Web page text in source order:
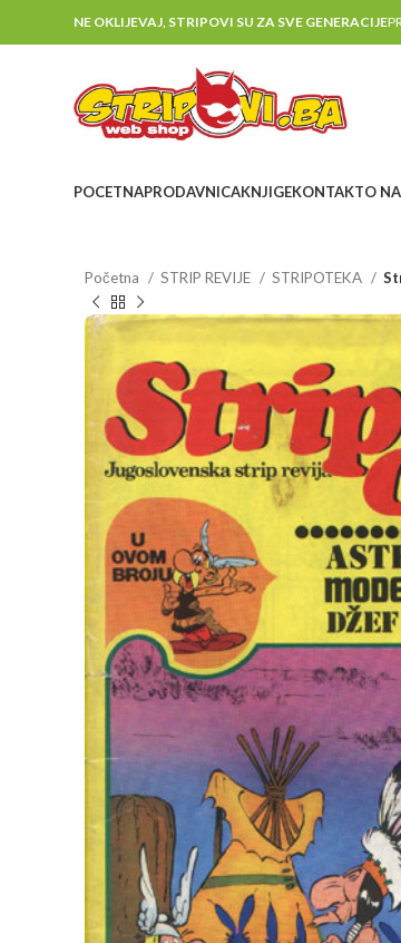
NE OKLIJEVAJ, STRIPOVI SU ZA SVE GENERACIJE
POCETNAPRODAVNICAKNJIGEKONTAKTO
Početna STRIP REVIJE STRIPOTEKA